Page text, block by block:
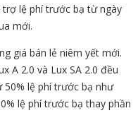
lệ phí trước bạ từ ngày
mới.
giá bán lẻ niêm yết mới.
A 2.0 và Lux SA 2.0 đều
lệ phí trước bạ như
lệ phí trước bạ thay phần